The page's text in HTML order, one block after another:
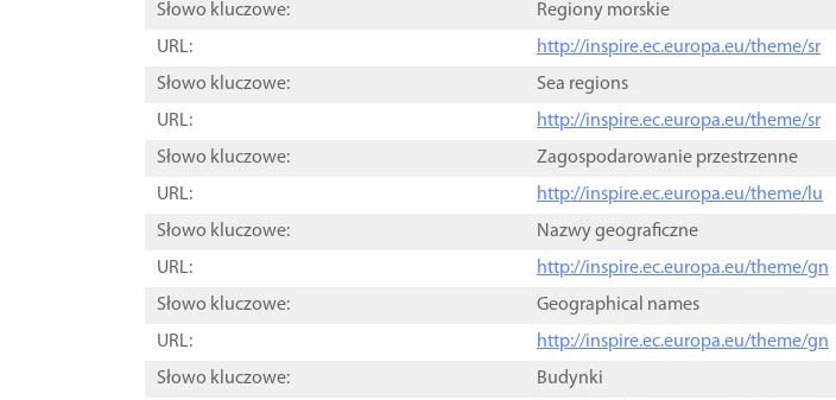
Słowo kluczowe:
Regiony morskie
URL:
http://inspire.ec.europa.eu/theme/sr
Słowo kluczowe:
Sea regions
URL:
http://inspire.ec.europa.eu/theme/sr
Słowo kluczowe:
Zagospodarowanie przestrzenne
URL:
http://inspire.ec.europa.eu/theme/lu
Słowo kluczowe:
Nazwy geograficzne
URL:
http://inspire.ec.europa.eu/theme/gn
Słowo kluczowe:
Geographical names
URL:
http://inspire.ec.europa.eu/theme/gn
Słowo kluczowe:
Budynki